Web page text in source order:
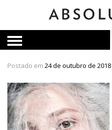
Postado em 24 de outubro de 2018